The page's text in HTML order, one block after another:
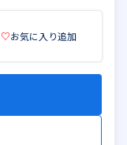
♡お気に入り追加